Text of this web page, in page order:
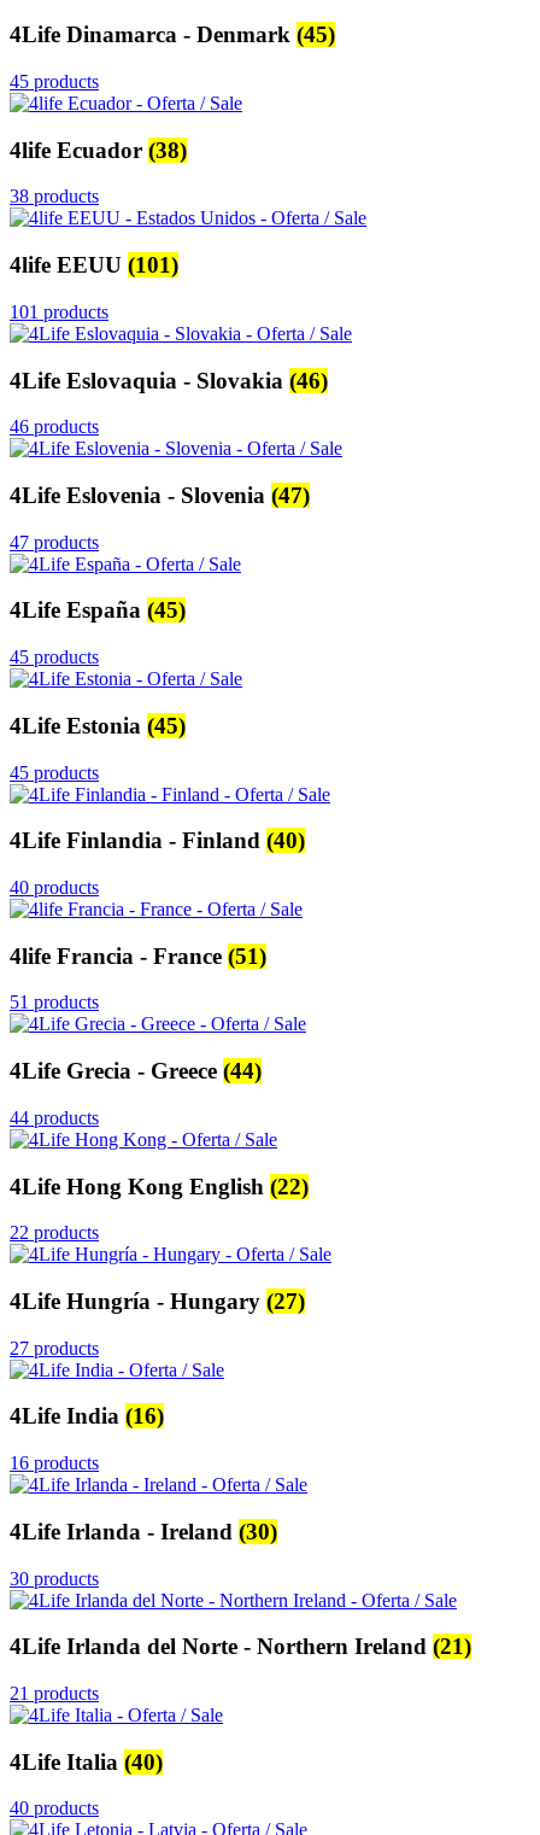
4Life Dinamarca - Denmark (45)
45 products
4life Ecuador (38)
38 products
4life EEUU (101)
101 products
4Life Eslovaquia - Slovakia (46)
46 products
4Life Eslovenia - Slovenia (47)
47 products
4Life España (45)
45 products
4Life Estonia (45)
45 products
4Life Finlandia - Finland (40)
40 products
4life Francia - France (51)
51 products
4Life Grecia - Greece (44)
44 products
4Life Hong Kong English (22)
22 products
4Life Hungría - Hungary (27)
27 products
4Life India (16)
16 products
4Life Irlanda - Ireland (30)
30 products
4Life Irlanda del Norte - Northern Ireland (21)
21 products
4Life Italia (40)
40 products